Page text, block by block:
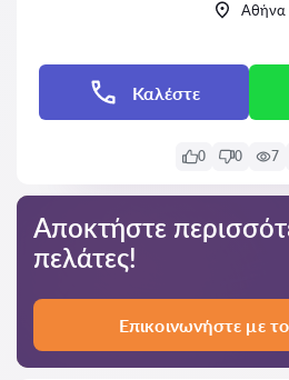
Αθήνα
Καλέστε
0 0 7
Αποκτήστε
πελάτες!
Επικοινωνήστε με